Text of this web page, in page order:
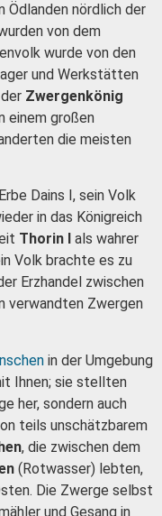
Ödlanden nördlich der
von dem
wurde von den
und Werkstätten
Zwergenkönig
einem großen
die meisten
Dains I, sein Volk
in das Königreich
Thorin I
als wahrer
Volk brachte es zu
Erzhandel zwischen
verwandten Zwergen
in der Umgebung
Ihnen; sie stellten
her, sondern auch
teils unschätzbarem
, die zwischen dem
(Rotwasser) lebten,
Die Zwerge selbst
und Gesang in